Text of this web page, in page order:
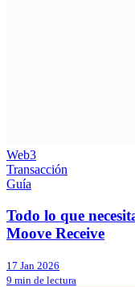
Web3
Transacción
Guía
Todo lo que
Moove Receive
17 Jan 2026
9 min de lectura